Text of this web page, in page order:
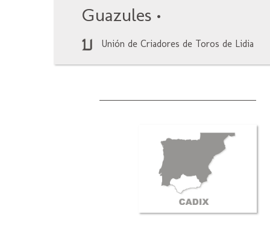
Guazules •
Unión de Criadores de Toros de Lidia